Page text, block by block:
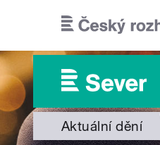
Aktuální dění